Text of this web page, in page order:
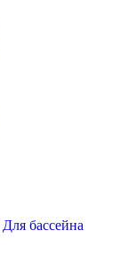
Для бассейна